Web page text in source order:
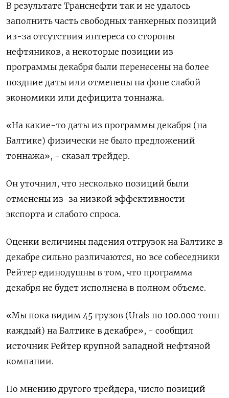
В результате Транснефти так и не удалось
заполнить часть свободных танкерных позиций
из-за отсутствия интереса со стороны
нефтяников, а некоторые позиции из
программы декабря были перенесены на более
поздние даты или отменены на фоне слабой
экономики или дефицита тоннажа.
«На какие-то даты из программы декабря (на
Балтике) физически не было предложений
тоннажа», - сказал трейдер.
Он уточнил, что несколько позиций были
отменены из-за низкой эффективности
экспорта и слабого спроса.
Оценки величины падения отгрузок на Балтике в
декабре сильно различаются, но все собеседники
Рейтер единодушны в том, что программа
декабря не будет исполнена в полном объеме.
«Мы пока видим 45 грузов (Urals по 100.000 тонн
каждый) на Балтике в декабре», - сообщил
источник Рейтер крупной западной нефтяной
компании.
По мнению другого трейдера, число позиций